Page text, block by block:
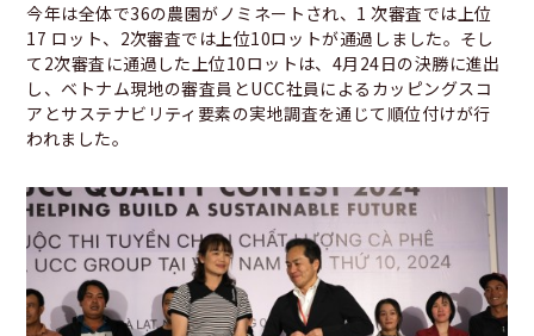
今年は全体で36の農園がノミネートされ、1 次審査では上位
17 ロット、2次審査では上位10ロットが通過しました。そし
て2次審査に通過した上位10ロットは、4月24日の決勝に進出
し、ベトナム現地の審査員とUCC社員によるカッピングスコ
アとサステナビリティ要素の実地調査を通じて順位付けが行
われました。